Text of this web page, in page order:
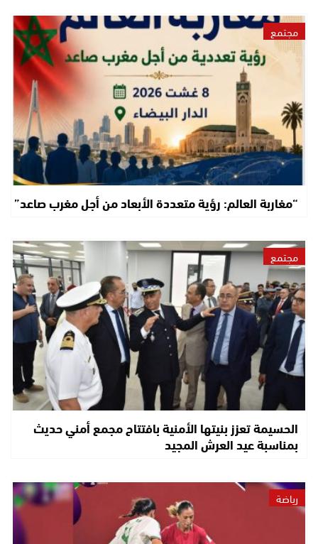
مجتمع
“مغاربة العالم: رؤية متعددة الأبعاد من أجل مغرب صاعد”
مجتمع
الحسيمة تعزز بنيتها الأمنية بافتتاح مجمع أمني حديث
بمناسبة عيد العرش المجيد
رياضة